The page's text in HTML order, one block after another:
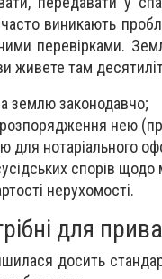
часто виникають
перевірками.
живете там
землю законодавчо;
нею
для нотаріального
спорів щодо
нерухомості.
для
досить